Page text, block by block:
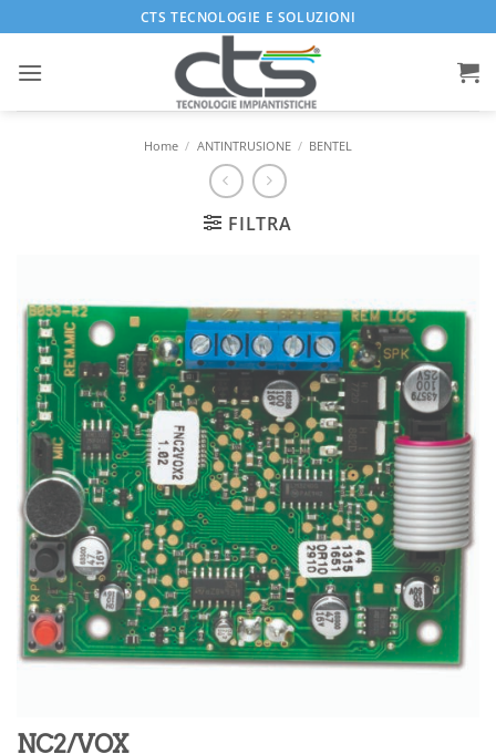
ai
contenuti
CTS TECNOLOGIE E SOLUZIONI
Home / ANTINTRUSIONE / BENTEL
FILTRA
NC2/VOX